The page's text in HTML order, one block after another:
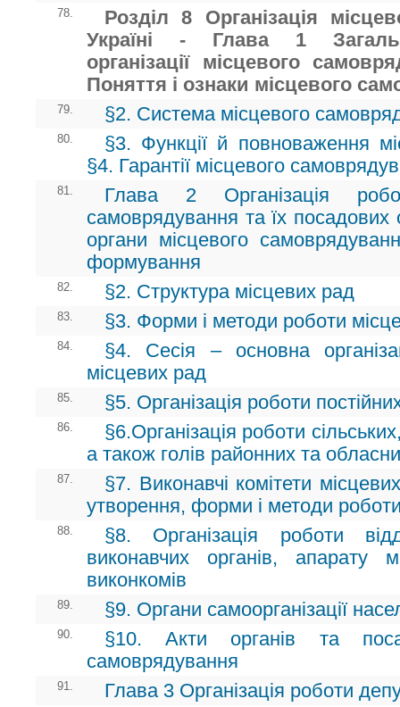
78.
Розділ 8 Організація
Україні - Глава 1
організації місцевого
Поняття і ознаки місцевого
79. §2. Система місцевого
80.
§3. Функції й повноваження
§4. Гарантії місцевого
81.
Глава 2 Організація
самоврядування та їх посадових
органи місцевого
формування
82. §2. Структура місцевих рад
83. §3. Форми і методи роботи
84.
§4. Сесія – основна
місцевих рад
85. §5. Організація роботи
86.
§6.Організація роботи
а також голів районних та
87.
§7. Виконавчі комітети
утворення, форми і методи
88.
§8. Організація роботи
виконавчих органів, апарату
виконкомів
89. §9. Органи самоорганізації
90.
§10. Акти органів та
самоврядування
91. Глава 3 Організація роботи